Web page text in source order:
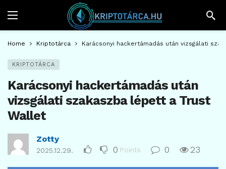
Home Kriptotárca Karácsonyi hackertámadás után vizsgálati
KRIPTOTÁRCA
Karácsonyi hackertámadás után
vizsgálati szakaszba lépett a Trust
Wallet
Zotty
2025.12.29. 0 Points 0 23